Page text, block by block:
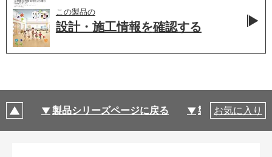
この製品の
設計・施工情報を確認する
製品シリーズページに戻る 製品仕様
お気に入り